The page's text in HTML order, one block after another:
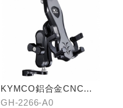
KYMCO鋁合金CNC減
震手機架
GH-2266-A0